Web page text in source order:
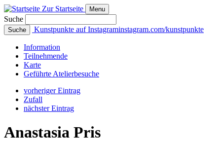
Zur Startseite Menu
Suche
Suche Kunstpunkte auf Instagraminstagram.com/kunstpunkte
Information
Teilnehmende
Karte
Geführte Atelierbesuche
vorheriger Eintrag
Zufall
nächster Eintrag
Anastasia Pris